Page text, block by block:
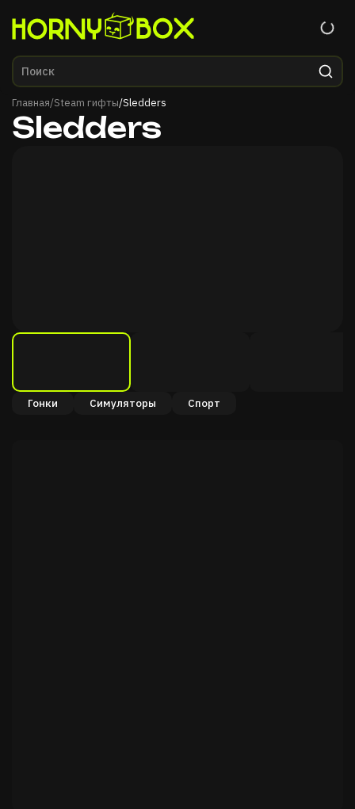
Главная/Steam гифты/Sledders
Sledders
Гонки Симуляторы Спорт